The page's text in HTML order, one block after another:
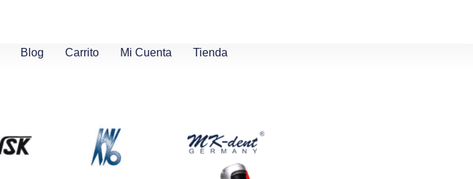
Blog Carrito Mi Cuenta Tienda